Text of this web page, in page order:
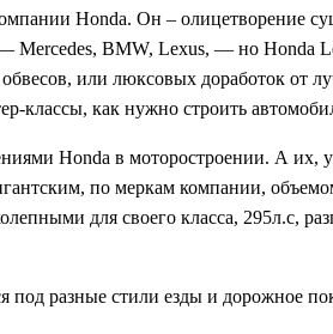
Honda. Он – олицетворение
Mercedes, BMW, Lexus, — но Honda
или люксовых доработок от
классы, как нужно строить
Honda в моторостроении. А их,
по меркам компании,
для своего класса, 295л.с,
под разные стили езды и дорожное